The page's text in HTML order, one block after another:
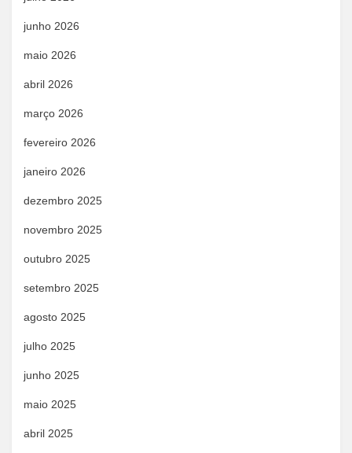
junho 2026
maio 2026
abril 2026
março 2026
fevereiro 2026
janeiro 2026
dezembro 2025
novembro 2025
outubro 2025
setembro 2025
agosto 2025
julho 2025
junho 2025
maio 2025
abril 2025